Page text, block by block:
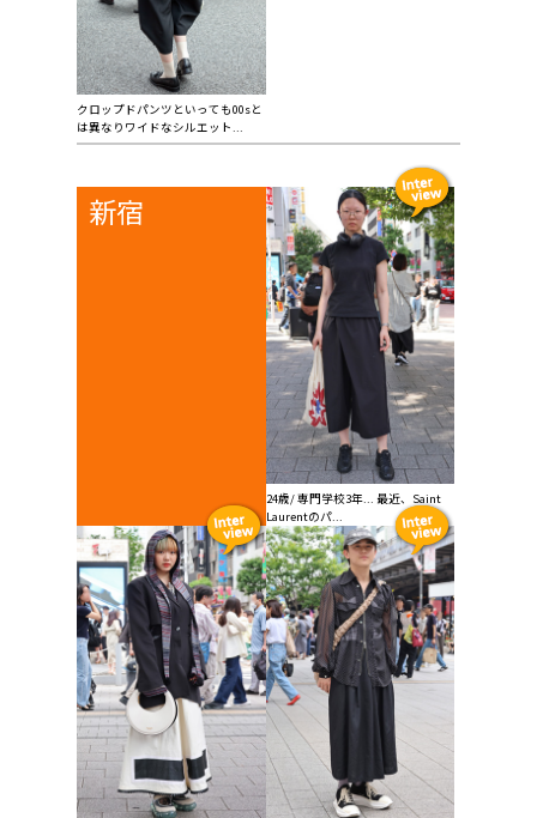
クロップドパンツといっても00sと
は異なりワイドなシルエット...
新宿
24歳/ 専門学校3年... 最近、Saint
Laurentのパ...